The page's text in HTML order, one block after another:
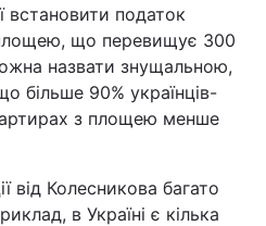
встановити податок
що перевищує 300
назвати знущальною,
більше 90% українців-
з площею менше
від Колесникова багато
в Україні є кілька